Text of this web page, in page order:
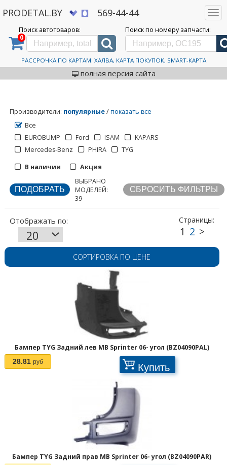
PRODETAL.BY 569-44-44
Поиск автотоваров:
0
Поиск по номеру запчасти:
РАССРОЧКА ПО КАРТАМ: ХАЛВА, КАРТА ПОКУПОК, SMART-КАРТА
полная версия сайта
Дискаунтер автозапчастей PRODETAL.BY > Каталог автотоваров > Кузовные
запчасти
Бампер
Бампер
Производители: популярные/показать все
Все
EUROBUMP
Ford ISAM
KAPARS
Mercedes-Benz
PHIRA
TYG
В наличии
Акция
ВЫБРАНО
МОДЕЛЕЙ:
39
Отображать по:
1 2 >
СОРТИРОВКА ПО ЦЕНЕ
Бампер TYG Задний лев MB Sprinter 06- угол (BZ04090PAL)
28.81 руб Купить
Бампер TYG Задний прав MB Sprinter 06- угол (BZ04090PAR)